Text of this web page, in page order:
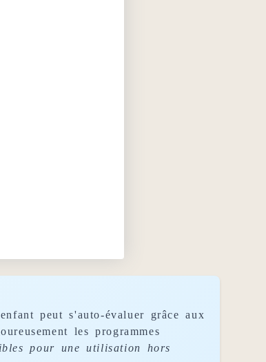
peut s'auto-évaluer grâce aux
les programmes
pour une utilisation hors